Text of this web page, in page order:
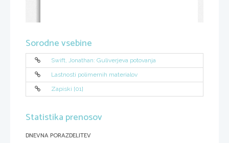
Sorodne vsebine
Swift, Jonathan: Guliverjeva potovanja
Lastnosti polimernih materialov
Zapiski [01]
Statistika prenosov
DNEVNA PORAZDELITEV